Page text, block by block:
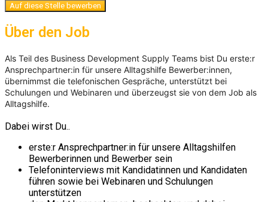
Auf diese Stelle bewerben
Über den Job
Als Teil des Business Development Supply Teams bist Du erste:r
Ansprechpartner:in für unsere Alltagshilfe Bewerber:innen,
übernimmst die telefonischen Gespräche, unterstützt bei
Schulungen und Webinaren und überzeugst sie von dem Job als
Alltagshilfe.
Dabei wirst Du..
erste:r Ansprechpartner:in für unsere Alltagshilfen
Bewerberinnen und Bewerber sein
Telefoninterviews mit Kandidatinnen und Kandidaten
führen sowie bei Webinaren und Schulungen
unterstützen